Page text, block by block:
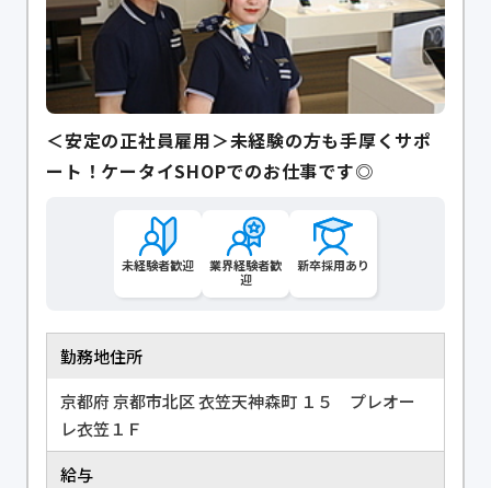
＜安定の正社員雇用＞未経験の方も手厚くサポ
ート！ケータイSHOPでのお仕事です◎
未経験者歓迎
業界経験者歓
迎
新卒採用あり
勤務地住所
京都府 京都市北区 衣笠天神森町 １５ プレオー
レ衣笠１Ｆ
給与